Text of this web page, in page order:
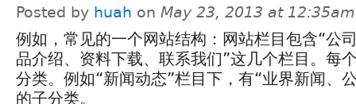
Posted by huah on May 23, 2013 at 12:35am
例如，常见的一个网站结构：网站栏目包含“公
品介绍、资料下载、联系我们”这几个栏目。每
分类。例如“新闻动态”栏目下，有“业界新闻、
的子分类。